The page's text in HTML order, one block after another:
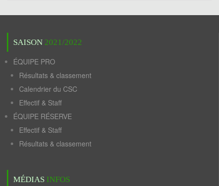
SAISON 2021/2022
ÉQUIPE PRO
Résultats & classement
Calendrier du CSC
Effectif & Staff
ÉQUIPE RÉSERVE
Effectif & Staff
Résultats & classement
MÉDIAS INFOS